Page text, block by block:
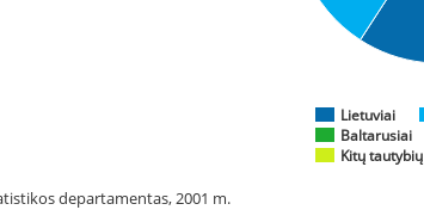
Lietuviai
Baltarusiai
Kitų tautybių
departamentas, 2001 m.